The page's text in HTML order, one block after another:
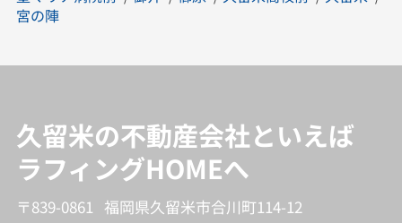
宮の陣
久留米の不動産会社といえば
ラフィングHOMEへ
〒839-0861 福岡県久留米市合川町114-12